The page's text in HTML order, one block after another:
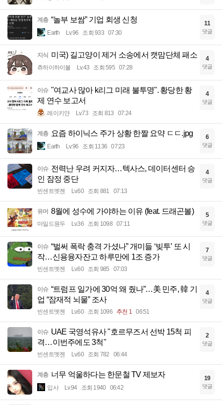
계층 “놀부 보쌈” 기업 회생 신청
Earth Lv.96 조회 933 07:30
11
댓글
지식 미국) 길고양이 제거 소송에서 캣맘단체 패소
츄하이하이볼 Lv.43 조회 595 07:28
4
댓글
이슈 "여교사 많아 k리그 미래 불투명". 황당한 황
제 연수 보고서
레이키얀 Lv.73 조회 813 07:24
4
댓글
계층 요즘 하이닉스 주가 상황 한짤 요약 ㄷㄷ.jpg
Earth Lv.96 조회 1136 07:23
6
댓글
이슈 전력난 우려 커지자…텍사스, 데이터센터 승
인 잠정 중단
빈센트멧젠 Lv.60 조회 881 07:13
4
댓글
유머 8월에 성수에 가야하는 이유 (feat. 드래곤볼)
마일드원두 Lv.36 조회 1098 07:11
5
댓글
이슈 “벌써 폭락 충격 가셨나” 개미들 ‘빚투’ 또 시
작…신용융자잔고 하루만에 1조 증가
빈센트멧젠 Lv.60 조회 985 07:03
7
댓글
이슈 “트럼프 일가에 30억 왜 줬나”…美 민주, 韓 기
업 “잠재적 뇌물” 조사
빈센트멧젠 Lv.60 조회 1096 추천 1 06:51
4
댓글
이슈 UAE 국영석유사 "호르무즈서 선박 15척 피
격…이번주에도 3척"
빈센트멧젠 Lv.60 조회 782 06:44
2
댓글
계층 너무 억울하다는 한문철 TV 제보자
입사 Lv.94 조회 1940 06:42
19
댓글